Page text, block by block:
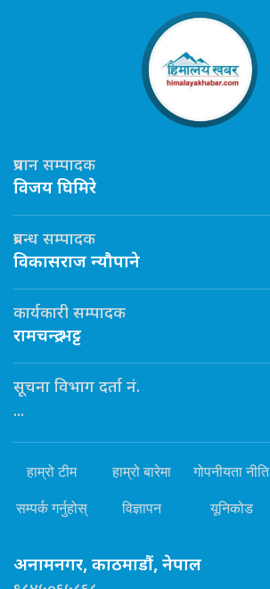
प्रधान सम्पादक
विजय घिमिरे
प्रबन्ध सम्पादक
विकासराज न्यौपाने
कार्यकारी सम्पादक
रामचन्द्र भट्ट
सूचना विभाग दर्ता नं.
...
हाम्रो टीम हाम्रो बारेमा गोपनीयता नीति
सम्पर्क गर्नुहोस् विज्ञापन यूनिकोड
अनामनगर, काठमाडौं, नेपाल